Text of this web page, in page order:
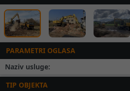
Prethodna
PARAMETRI OGLASA
Naziv usluge:
TIP OBJEKTA